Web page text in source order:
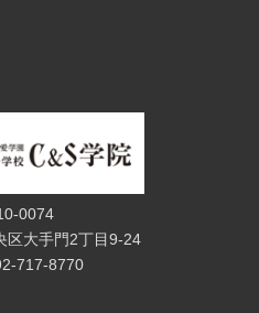
0074
区大手門2丁目9-24
717-8770